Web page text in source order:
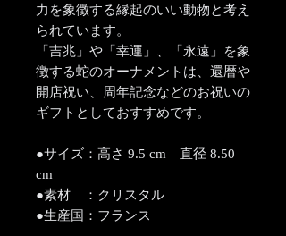
力を象徴する縁起のいい動物と考え
られています。
「吉兆」や「幸運」、「永遠」を象
徴する蛇のオーナメントは、還暦や
開店祝い、周年記念などのお祝いの
ギフトとしておすすめです。
●サイズ：高さ 9.5 cm 直径 8.50
cm
●素材 ：クリスタル
●生産国：フランス